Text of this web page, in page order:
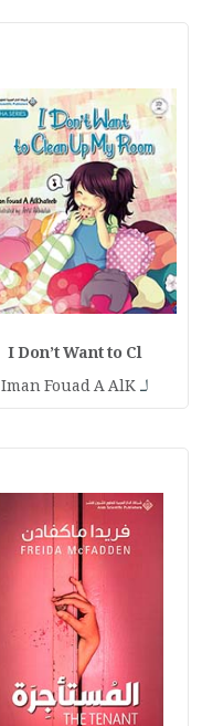
I Don’t Want to Cl
لـIman Fouad A AlK